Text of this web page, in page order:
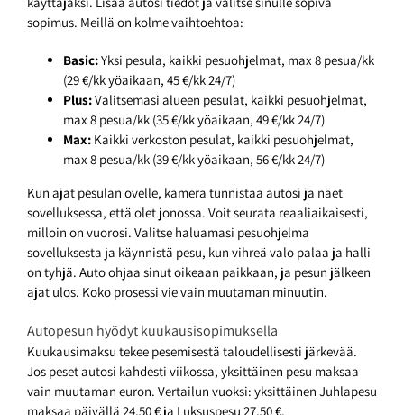
sopimus. Meillä on kolme vaihtoehtoa:
Basic:Yksi pesula, kaikki pesuohjelmat, max 8 pesua/kk
(29 €/kk yöaikaan, 45 €/kk 24/7)
Plus:Valitsemasi alueen pesulat, kaikki pesuohjelmat,
max 8 pesua/kk (35 €/kk yöaikaan, 49 €/kk 24/7)
Max: Kaikki verkoston pesulat, kaikki pesuohjelmat,
max 8 pesua/kk (39 €/kk yöaikaan, 56 €/kk 24/7)
Kun ajat pesulan ovelle, kamera tunnistaa autosi ja näet
sovelluksessa, että olet jonossa. Voit seurata reaaliaikaisesti,
milloin on vuorosi. Valitse haluamasi pesuohjelma
sovelluksesta ja käynnistä pesu, kun vihreä valo palaa ja halli
on tyhjä. Auto ohjaa sinut oikeaan paikkaan, ja pesun jälkeen
ajat ulos. Koko prosessi vie vain muutaman minuutin.
Autopesun hyödyt kuukausisopimuksella
Kuukausimaksu tekee pesemisestä taloudellisesti järkevää.
Jos peset autosi kahdesti viikossa, yksittäinen pesu maksaa
vain muutaman euron. Vertailun vuoksi: yksittäinen Juhlapesu
maksaa päivällä 24,50 € ja Luksuspesu 27,50 €.